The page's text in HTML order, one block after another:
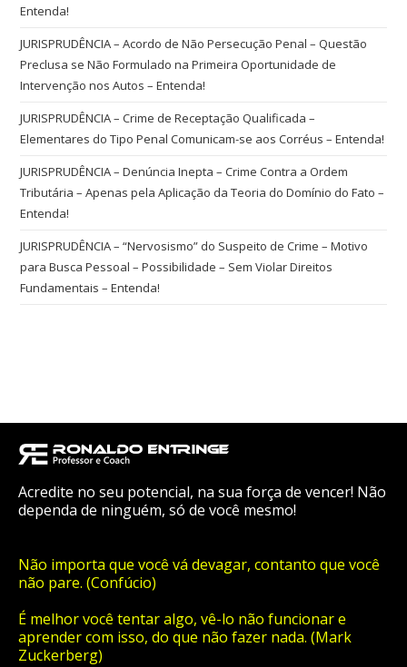
Entenda!
JURISPRUDÊNCIA – Acordo de Não Persecução Penal – Questão
Preclusa se Não Formulado na Primeira Oportunidade de
Intervenção nos Autos – Entenda!
JURISPRUDÊNCIA – Crime de Receptação Qualificada –
Elementares do Tipo Penal Comunicam-se aos Corréus – Entenda!
JURISPRUDÊNCIA – Denúncia Inepta – Crime Contra a Ordem
Tributária – Apenas pela Aplicação da Teoria do Domínio do Fato –
Entenda!
JURISPRUDÊNCIA – “Nervosismo” do Suspeito de Crime – Motivo
para Busca Pessoal – Possibilidade – Sem Violar Direitos
Fundamentais – Entenda!
Acredite no seu potencial, na sua força de vencer! Não
dependa de ninguém, só de você mesmo!
Não importa que você vá devagar, contanto que você
não pare. (Confúcio)
É melhor você tentar algo, vê-lo não funcionar e
aprender com isso, do que não fazer nada. (Mark
Zuckerberg)